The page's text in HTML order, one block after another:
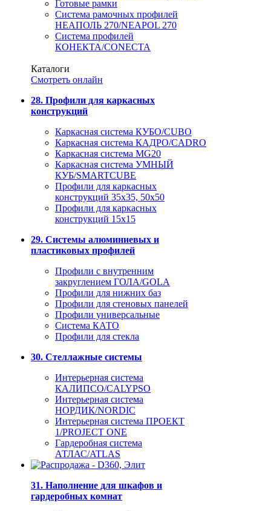
Готовые рамки
Система рамочных профилей
НЕАПОЛЬ 270/NEAPOL 270
Система профилей
КОНЕКТА/CONECTA
Каталоги
Смотреть онлайн
28. Профили для каркасных
конструкций
Каркасная система КУБО/CUBO
Каркасная система КАДРО/CADRO
Каркасная система MG20
Каркасная система УМНЫЙ
КУБ/SMARTCUBE
Профили для каркасных
конструкций 35x35, 50x50
Профили для каркасных
конструкций 15х15
29. Системы алюминиевых и
пластиковых профилей
Профили с внутренним
закруглением ГОЛА/GOLA
Профили для нижних баз
Профили для стеновых панелей
Профили универсальные
Система КАТО
Профили для стекла
30. Стеллажные системы
Интерьерная система
КАЛИПСО/CALYPSO
Интерьерная система
НОРДИК/NORDIC
Интерьерная система ПРОЕКТ
1/PROJECT ONE
Гардеробная система
АТЛАС/ATLAS
31. Наполнение для шкафов и
гардеробных комнат